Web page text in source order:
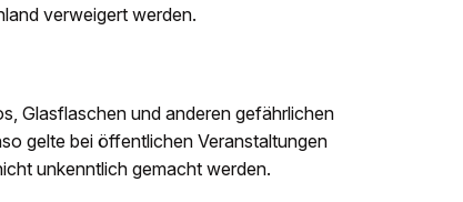
verweigert werden.
Glasflaschen und anderen gefährlichen
gelte bei öffentlichen Veranstaltungen
unkenntlich gemacht werden.